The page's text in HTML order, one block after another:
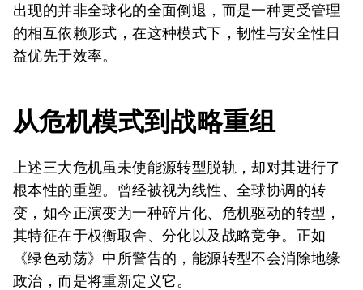
出现的并非全球化的全面倒退，而是一种更受管理
的相互依赖形式，在这种模式下，韧性与安全性日
益优先于效率。
从危机模式到战略重组
上述三大危机虽未使能源转型脱轨，却对其进行了
根本性的重塑。曾经被视为线性、全球协调的转
变，如今正演变为一种碎片化、危机驱动的转型，
其特征在于权衡取舍、分化以及战略竞争。正如
《绿色动荡》中所警告的，能源转型不会消除地缘
政治，而是将重新定义它。